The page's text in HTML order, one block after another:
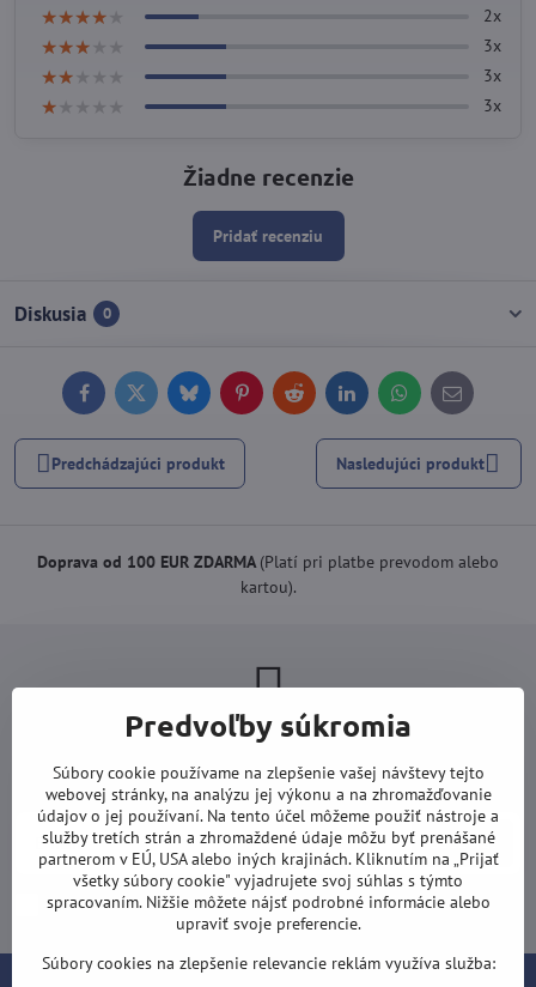
★★★★★
★★★★★
★★★★★ 2x
★★★★★
★★★★★
★★★★★ 3x
★★★★★
★★★★★
★★★★★ 3x
★★★★★
★★★★★
★★★★★ 3x
Žiadne recenzie
Pridať recenziu
Diskusia 0
FacebookTwitterBlueskyPinterestReddit LinkedInWhatsApp
E-
mail
Predchádzajúci produkt Nasledujúci produkt
Doprava od 100 EUR ZDARMA(Platí pri platbe prevodom alebo
kartou).
Newsletter
Odoberať naše novinky:
Odoberať
Chcem sa prihlásiť k odberu noviniek e-mailom
Predvoľby súkromia
Súbory cookie používame na zlepšenie vašej návštevy tejto
webovej stránky, na analýzu jej výkonu a na zhromažďovanie
údajov o jej používaní. Na tento účel môžeme použiť nástroje a
služby tretích strán a zhromaždené údaje môžu byť prenášané
partnerom v EÚ, USA alebo iných krajinách. Kliknutím na „Prijať
všetky súbory cookie" vyjadrujete svoj súhlas s týmto
spracovaním. Nižšie môžete nájsť podrobné informácie alebo
upraviť svoje preferencie.
Súbory cookies na zlepšenie relevancie reklám využíva služba: